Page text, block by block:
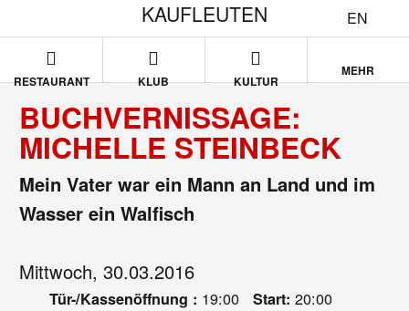
EN
KAUFLEUTEN
RESTAURANT KLUB KULTUR
MEHR
BUCHVERNISSAGE:
MICHELLE STEINBECK
Mein Vater war ein Mann an Land und im
Wasser ein Walfisch
Mittwoch, 30.03.2016
Tür-/Kassenöffnung : 19:00 Start: 20:00